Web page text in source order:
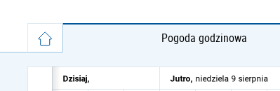
Pogoda godzinowa